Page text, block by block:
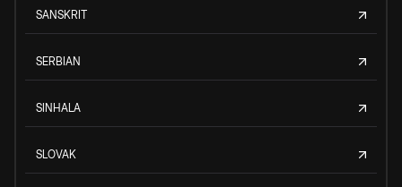
SANSKRIT
SERBIAN
SINHALA
SLOVAK